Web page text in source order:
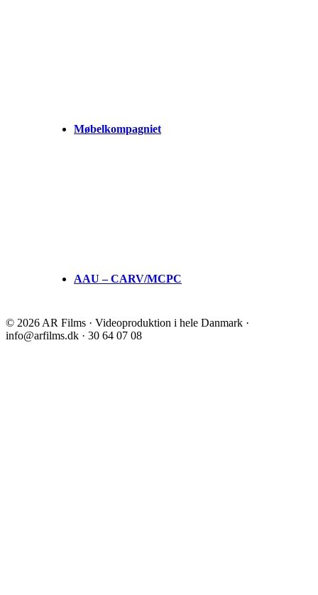
Møbelkompagniet
AAU – CARV/MCPC
© 2026 AR Films · Videoproduktion i hele Danmark ·
info@arfilms.dk · 30 64 07 08